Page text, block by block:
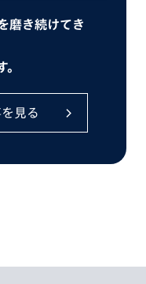
磨き続けてき
見る